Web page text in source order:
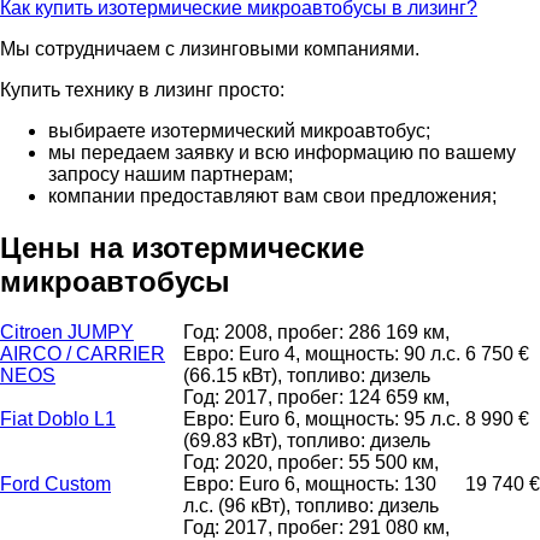
Как купить изотермические микроавтобусы в лизинг?
Мы сотрудничаем с лизинговыми компаниями.
Купить технику в лизинг просто:
выбираете изотермический микроавтобус;
мы передаем заявку и всю информацию по вашему
запросу нашим партнерам;
компании предоставляют вам свои предложения;
Цены на изотермические
микроавтобусы
Citroen JUMPY
AIRCO / CARRIER
NEOS
Год: 2008, пробег: 286 169 км,
Евро: Euro 4, мощность: 90 л.с.
(66.15 кВт), топливо: дизель
6 750 €
Fiat Doblo L1
Год: 2017, пробег: 124 659 км,
Евро: Euro 6, мощность: 95 л.с.
(69.83 кВт), топливо: дизель
8 990 €
Ford Custom
Год: 2020, пробег: 55 500 км,
Евро: Euro 6, мощность: 130
л.с. (96 кВт), топливо: дизель
19 740 €
Год: 2017, пробег: 291 080 км,